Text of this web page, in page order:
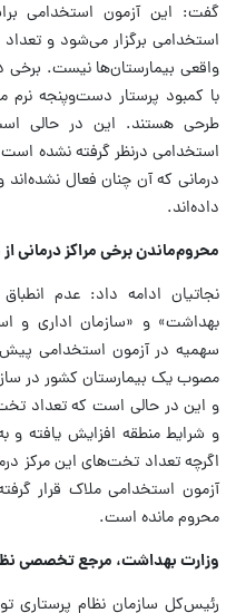
گفت: این آزمون استخدامی
استخدامی برگزار می‌شود و
واقعی بیمارستان‌ها نیست. برخی
با کمبود پرستار دست‌وپنجه نرم
طرحی هستند. این در حالی
استخدامی درنظر گرفته نشده است
درمانی که آن چنان فعال
داده‌اند.
محروم‌ماندن برخی مراکز درمانی
نجاتیان ادامه داد: عدم
بهداشت» و «سازمان اداری
سهمیه در آزمون استخدامی
و این در حالی است که تعداد
آزمون استخدامی ملاک قرار
محروم مانده است.
وزارت بهداشت، مرجع تخصصی
رئیس‌کل سازمان نظام پرستاری